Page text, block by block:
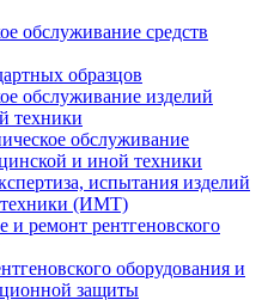
обслуживание средств
образцов
обслуживание изделий
техники
обслуживание
и иной техники
испытания изделий
(ИМТ)
и ремонт рентгеновского
оборудования и
защиты